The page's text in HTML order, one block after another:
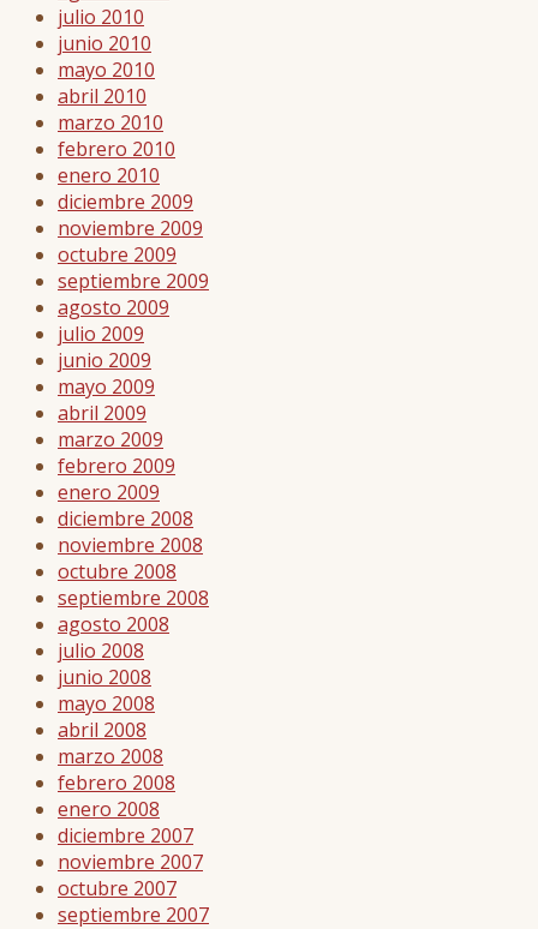
julio 2010
junio 2010
mayo 2010
abril 2010
marzo 2010
febrero 2010
enero 2010
diciembre 2009
noviembre 2009
octubre 2009
septiembre 2009
agosto 2009
julio 2009
junio 2009
mayo 2009
abril 2009
marzo 2009
febrero 2009
enero 2009
diciembre 2008
noviembre 2008
octubre 2008
septiembre 2008
agosto 2008
julio 2008
junio 2008
mayo 2008
abril 2008
marzo 2008
febrero 2008
enero 2008
diciembre 2007
noviembre 2007
octubre 2007
septiembre 2007